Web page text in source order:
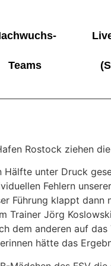
Teams
Rostock ziehen
unter Druck
Fehlern
Führung klappt
Trainer Jörg
dem anderen auf
hätte das